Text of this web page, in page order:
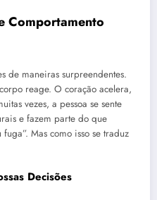
Comportamento
de maneiras surpreendentes.
reage. O coração acelera,
vezes, a pessoa se sente
e fazem parte do que
Mas como isso se traduz
Decisões